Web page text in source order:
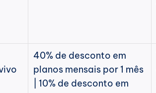
40% de desconto em
planos mensais por 1 mês
| 10% de desconto em